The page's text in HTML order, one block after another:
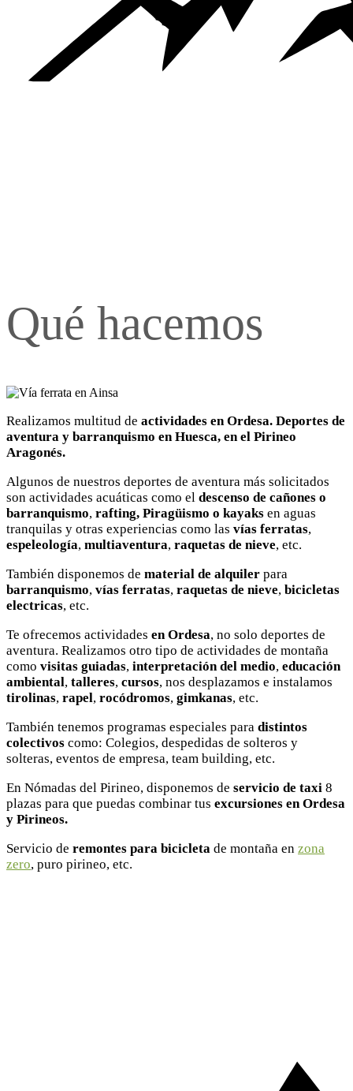
Qué hacemos
Realizamos multitud de actividades en Ordesa. Deportes de
aventura y barranquismo en Huesca, en el Pirineo
Aragonés.
Algunos de nuestros deportes de aventura más solicitados
son actividades acuáticas como el descenso de cañones o
barranquismo, rafting, Piragüismo o kayaks en aguas
tranquilas y otras experiencias como las vías ferratas,
espeleología, multiaventura, raquetas de nieve, etc.
También disponemos de material de alquiler para
barranquismo, vías ferratas, raquetas de nieve, bicicletas
electricas, etc.
Te ofrecemos actividades en Ordesa, no solo deportes de
aventura. Realizamos otro tipo de actividades de montaña
como visitas guiadas, interpretación del medio, educación
ambiental, talleres, cursos, nos desplazamos e instalamos
tirolinas, rapel, rocódromos, gimkanas, etc.
También tenemos programas especiales para distintos
colectivos como: Colegios, despedidas de solteros y
solteras, eventos de empresa, team building, etc.
En Nómadas del Pirineo, disponemos de servicio de taxi 8
plazas para que puedas combinar tus excursiones en Ordesa
y Pirineos.
Servicio de remontes para bicicleta de montaña en zona
zero, puro pirineo, etc.